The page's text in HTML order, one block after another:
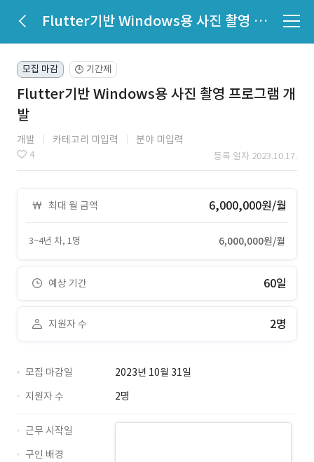
Flutter기반 Windows용 사진 촬영 프로그램 개발
모집 마감 🕒 기간제
Flutter기반 Windows용 사진 촬영 프로그램 개
발
개발 카테고리 미입력 분야 미입력
4 등록 일자 2023.10.17.
최대 월 금액 6,000,000원/월
3~4년 차, 1명 6,000,000원/월
예상 기간 60일
지원자 수 2명
모집 마감일
2023년 10월 31일
지원자 수
2명
근무 시작일
구인 배경